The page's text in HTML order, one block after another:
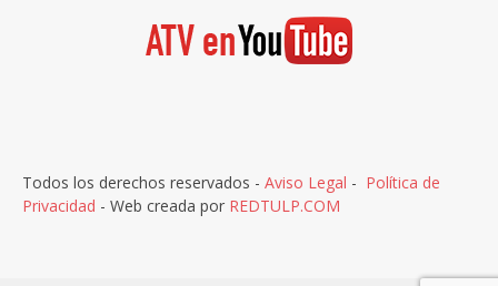
Todos los derechos reservados - Aviso Legal - Política de
Privacidad - Web creada por REDTULP.COM